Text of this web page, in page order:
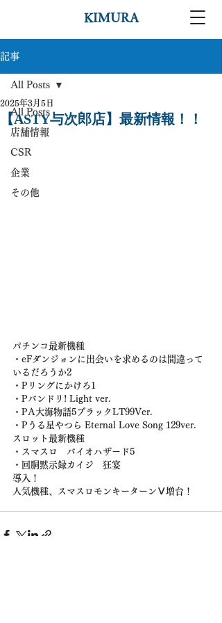
KIMURA
記事
All Posts
店舗情報
CSR
企業
その他
All Posts
【ASTY与次郎店】最新情報！！
2025年3月5日
パチンコ最新機種
・eFダンジョンに出会いを求めるのは間違って
いるだろうか2
・Pリングにかけろ1
・Pバンドリ! Light ver.
・PA大海物語5ブラックLT99Ver.
・Pうる星やつら Eternal Love Song 129ver.
スロット最新機種
・スマスロ　バイオハザード5
・回胴黙示録カイジ　狂宴
導入！
人気機種、スマスロモンキーターンⅤ増台！